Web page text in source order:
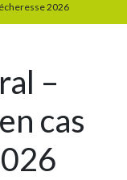
2026
–
cas